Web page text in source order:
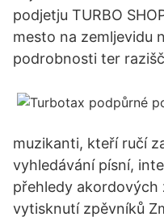
podjetju TURBO
mesto na zemljevidu
podrobnosti ter
muzikanti, kteří ručí
vyhledávání písní,
přehledy akordových
vytisknutí zpěvníků